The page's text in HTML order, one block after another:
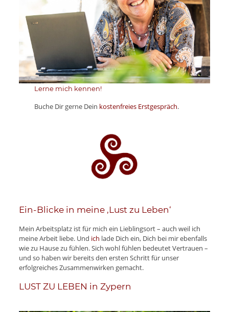
Lerne mich kennen!
Buche Dir gerne Dein kostenfreies Erstgespräch.
Ein-Blicke in meine ‚Lust zu Leben‘
Mein Arbeitsplatz ist für mich ein Lieblingsort – auch weil ich
meine Arbeit liebe. Und ich lade Dich ein, Dich bei mir ebenfalls
wie zu Hause zu fühlen. Sich wohl fühlen bedeutet Vertrauen –
und so haben wir bereits den ersten Schritt für unser
erfolgreiches Zusammenwirken gemacht.
LUST ZU LEBEN in Zypern